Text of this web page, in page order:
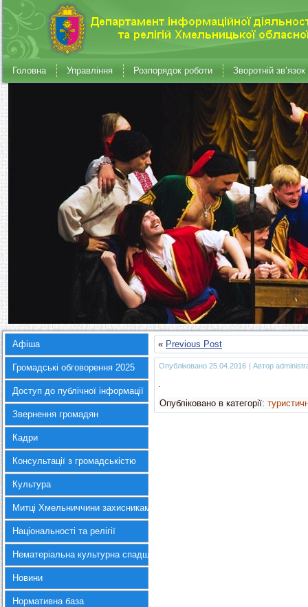
Головна Управління Розпорядок роботи Зворотній зв’язок
Афіша
Громадські обговорення 2025
Доступ до публічної інформації
Звернення громадян
Кадри
Консультації з громадськістю
Культура
Митці Хмельниччини захисникам України
Національності та релігії
Нематеріальна культурна спадщина
Новини
Нормативна база
« Previous Post
Опубліковано 25.04.2016 | Автор
.
Опубліковано в категорії: